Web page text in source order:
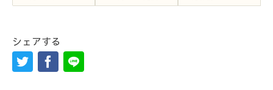
シェアする